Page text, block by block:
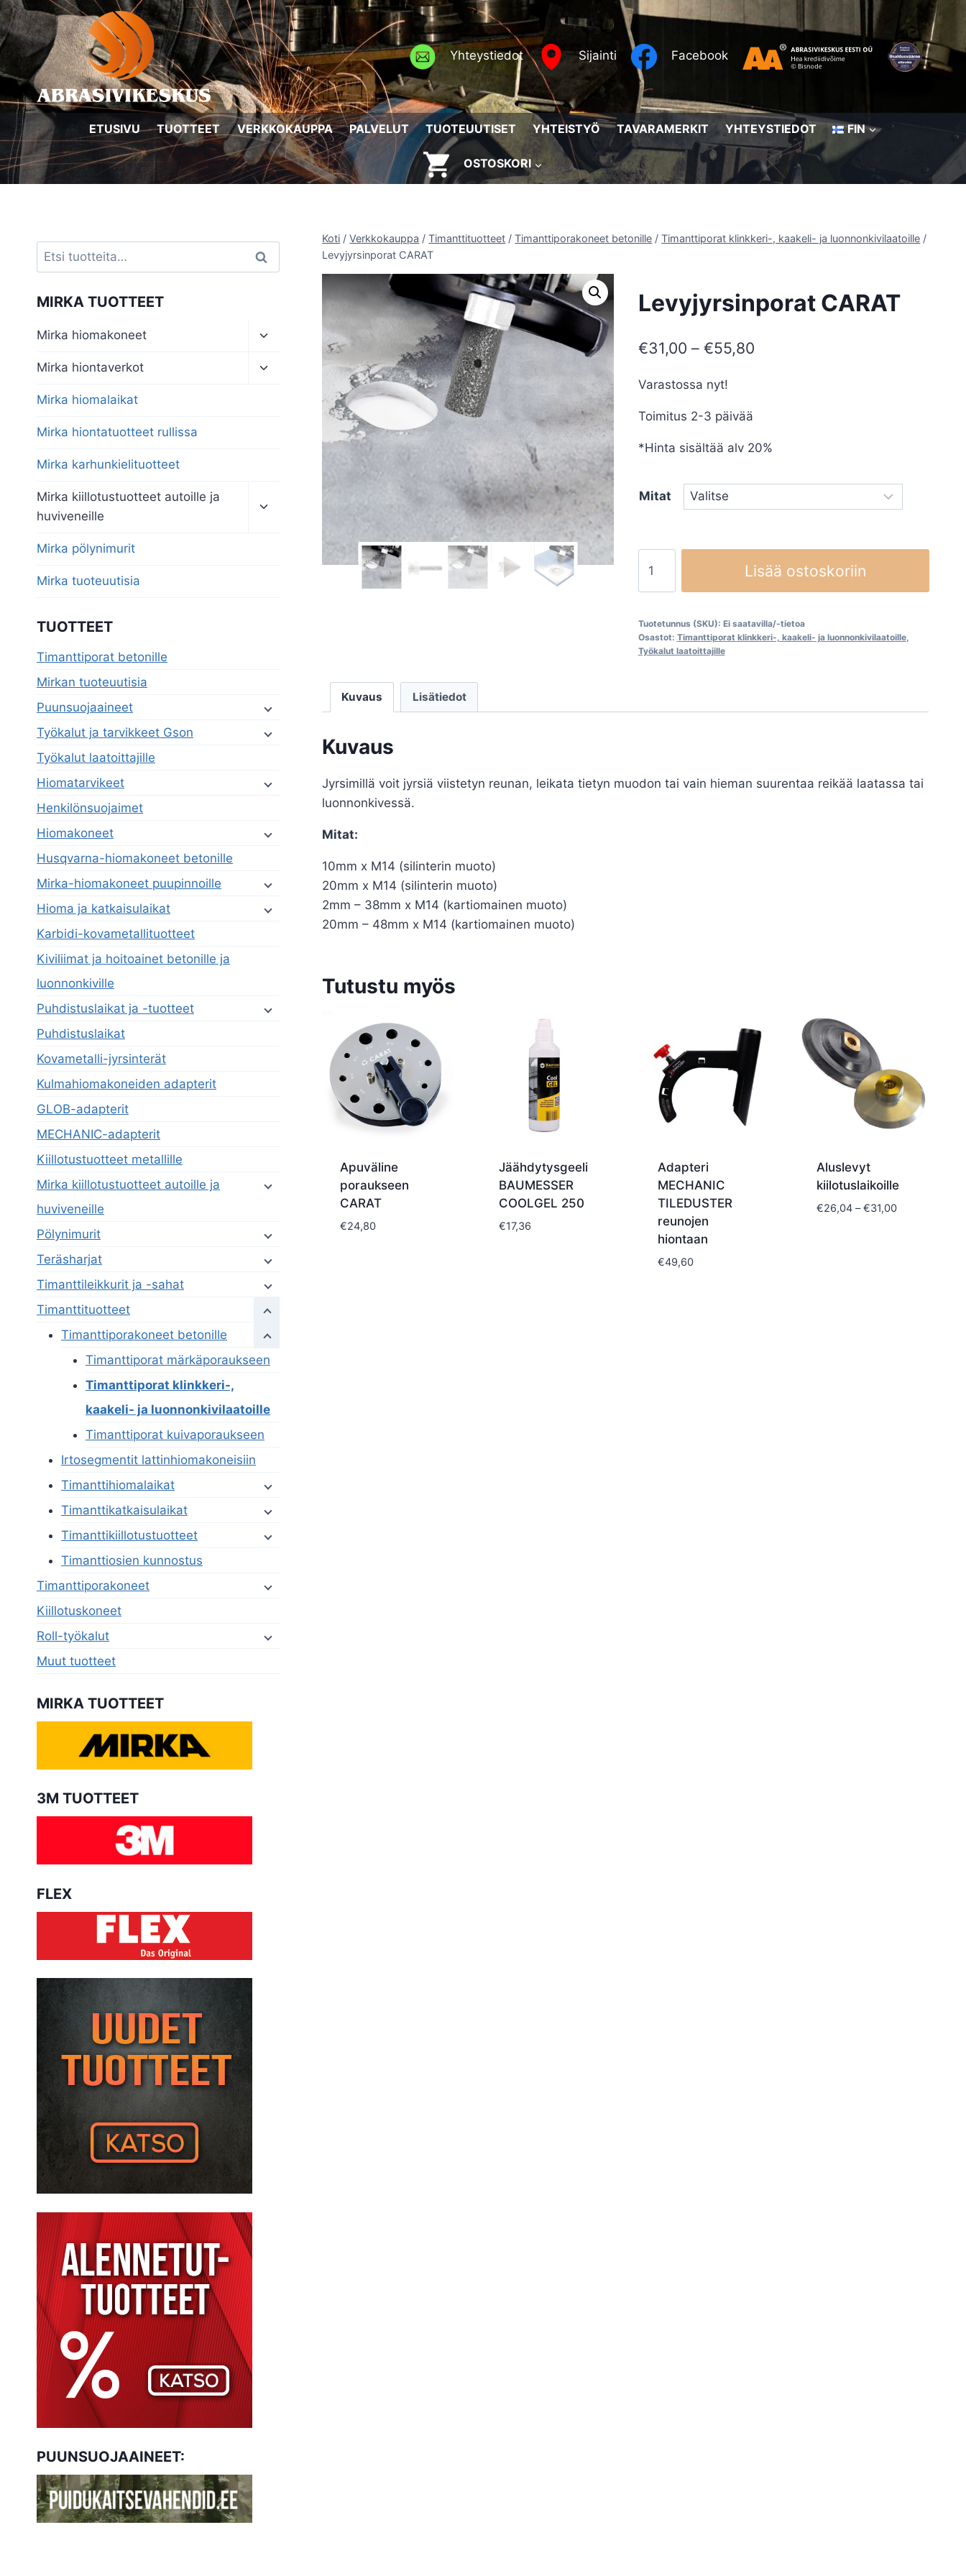
Siirry
sisältöön
Yhteystiedot
Sijainti Facebook
ETUSIVU TUOTTEET VERKKOKAUPPA PALVELUT TUOTEUUTISET YHTEISTYÖ TAVARAMERKIT YHTEYSTIEDOT FIN
OSTOSKORI
Koti / Verkkokauppa / Timanttituotteet / Timanttiporakoneet betonille / Timanttiporat klinkkeri-, kaakeli- ja luonnonkivilaatoille /
Levyjyrsinporat CARAT
Levyjyrsinporat CARAT
€31,00 – €55,80Hintaluokka:
Varastossa nyt!
Toimitus 2-3 päivää
*Hinta sisältää alv 20%
Mitat
CARAT
määrä
Lisää ostoskoriin
Tuotetunnus (SKU): Ei saatavilla/-tietoa
Osastot: Timanttiporat klinkkeri-, kaakeli- ja luonnonkivilaatoille,
Työkalut laatoittajille
Kuvaus Lisätiedot
Kuvaus
Jyrsimillä voit jyrsiä viistetyn reunan, leikata tietyn muodon tai vain hieman suurentaa reikää laatassa tai
luonnonkivessä.
Mitat:
10mm x M14 (silinterin muoto)
20mm x M14 (silinterin muoto)
2mm – 38mm x M14 (kartiomainen muoto)
20mm – 48mm x M14 (kartiomainen muoto)
Tutustu myös
Apuväline
poraukseen
CARAT
€24,80
Jäähdytysgeeli
BAUMESSER
COOLGEL 250
€17,36
Adapteri
MECHANIC
TILEDUSTER
reunojen
hiontaan
€49,60
Aluslevyt
kiilotuslaikoille
€26,04 – €31,00Hintaluokka:
Etsi: Haku
MIRKA TUOTTEET
Mirka hiomakoneet
Toggle
menu
Mirka hiontaverkot
Toggle
Mirka hiomalaikat
Mirka hiontatuotteet rullissa
Mirka karhunkielituotteet
Mirka kiillotustuotteet autoille ja
huviveneille
child
Mirka pölynimurit
Mirka tuoteuutisia
TUOTTEET
Timanttiporat betonille
Mirkan tuoteuutisia
Puunsuojaaineet
Työkalut ja tarvikkeet Gson
Työkalut laatoittajille
Hiomatarvikeet
Henkilönsuojaimet
Hiomakoneet
Husqvarna-hiomakoneet betonille
Mirka-hiomakoneet puupinnoille
Hioma ja katkaisulaikat
Karbidi-kovametallituotteet
Kiviliimat ja hoitoainet betonille ja
luonnonkiville
Puhdistuslaikat ja -tuotteet
Puhdistuslaikat
Kovametalli-jyrsinterät
Kulmahiomakoneiden adapterit
GLOB-adapterit
MECHANIC-adapterit
Kiillotustuotteet metallille
Mirka kiillotustuotteet autoille ja
huviveneille
Pölynimurit
Teräsharjat
Timanttileikkurit ja -sahat
Timanttituotteet
Timanttiporakoneet betonille
Timanttiporat märkäporaukseen
Timanttiporat klinkkeri-,
kaakeli- ja luonnonkivilaatoille
Timanttiporat kuivaporaukseen
Irtosegmentit lattinhiomakoneisiin
Timanttihiomalaikat
Timanttikatkaisulaikat
Timanttikiillotustuotteet
Timanttiosien kunnostus
Timanttiporakoneet
Kiillotuskoneet
Roll-työkalut
Muut tuotteet
MIRKA TUOTTEET
3M TUOTTEET
FLEX
PUUNSUOJAAINEET: